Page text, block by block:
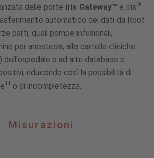
delle porte Iris Gateway™ e Iris®
automatico dei dati da Root
parti, quali pompe infusionali,
per anestesia, alle cartelle cliniche
dell'ospedale o ad altri database e
riducendo così la possibilità di
11 o di incompletezza.
Misurazioni